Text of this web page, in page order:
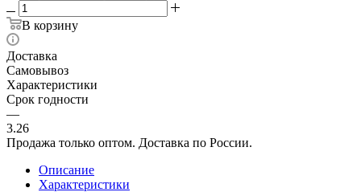
В корзину
Доставка
Самовывоз
Характеристики
Срок годности
—
3.26
Продажа только оптом. Доставка по России.
Описание
Характеристики